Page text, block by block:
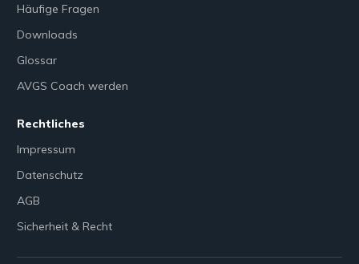
Häufige Fragen
Downloads
Glossar
AVGS Coach werden
Rechtliches
Impressum
Datenschutz
AGB
Sicherheit & Recht